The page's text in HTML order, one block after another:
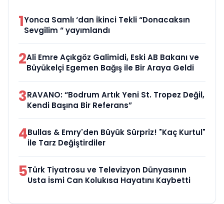
1Yonca Samlı ‘dan İkinci Tekli “Donacaksın
Sevgilim “ yayımlandı
2Ali Emre Açıkgöz Galimidi, Eski AB Bakanı ve
Büyükelçi Egemen Bağış ile Bir Araya Geldi
3RAVANO: “Bodrum Artık Yeni St. Tropez Değil,
Kendi Başına Bir Referans”
4Bullas & Emry'den Büyük Sürpriz! "Kaç Kurtul"
ile Tarz Değiştirdiler
5Türk Tiyatrosu ve Televizyon Dünyasının
Usta İsmi Can Kolukısa Hayatını Kaybetti